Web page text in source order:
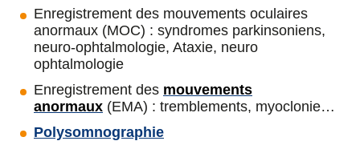
Dr Sinead Zeidan
Neurologue, praticien titulaire.
l'adulte
Enregistrement des mouvements oculaires
anormaux (MOC) : syndromes parkinsoniens,
neuro-ophtalmologie, Ataxie, neuro
ophtalmologie
Enregistrement des mouvements
anormaux (EMA) : tremblements, myoclonie…
Polysomnographie